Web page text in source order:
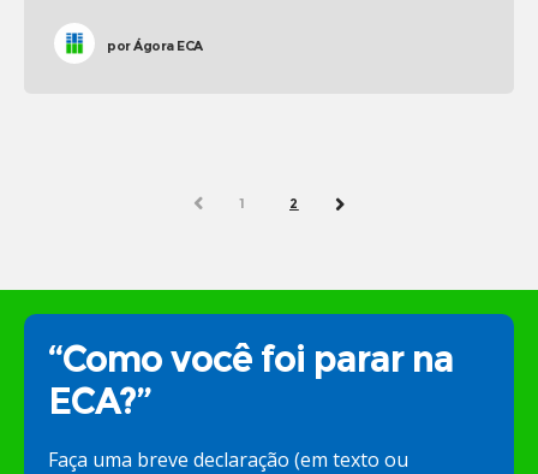
porÁgora ECA
PREV1 2 NEXT
“Como você foi parar na
ECA?”
Faça uma breve declaração (em texto ou